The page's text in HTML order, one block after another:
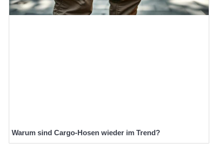
Warum sind Cargo-Hosen wieder im Trend?